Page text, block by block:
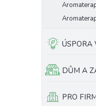
ÚSPORA
DŮM A
PRO